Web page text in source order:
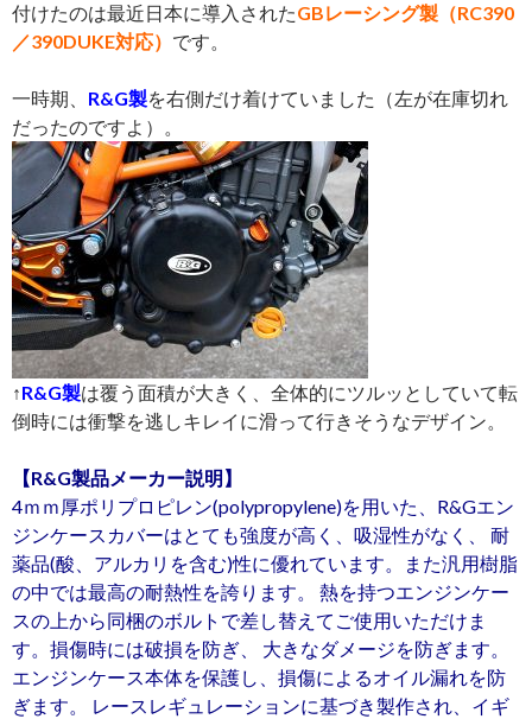
付けたのは最近日本に導入されたGBレーシング製（RC390
／390DUKE対応） です。
一時期、 R&G製を右側だけ着けていました（左が在庫切れ
だったのですよ）。
↑R&G製は覆う面積が大きく、全体的にツルッとしていて転
倒時には衝撃を逃しキレイに滑って行きそうなデザイン。
【R&G製品メーカー説明】
4ｍｍ厚ポリプロピレン(polypropylene)を用いた、R&Gエン
ジンケースカバーはとても強度が高く、吸湿性がなく、 耐
薬品(酸、アルカリを含む)性に優れています。また汎用樹脂
の中では最高の耐熱性を誇ります。 熱を持つエンジンケー
スの上から同梱のボルトで差し替えてご使用いただけま
す。損傷時には破損を防ぎ、 大きなダメージを防ぎます。
エンジンケース本体を保護し、損傷によるオイル漏れを防
ぎます。 レースレギュレーションに基づき製作され、イギ